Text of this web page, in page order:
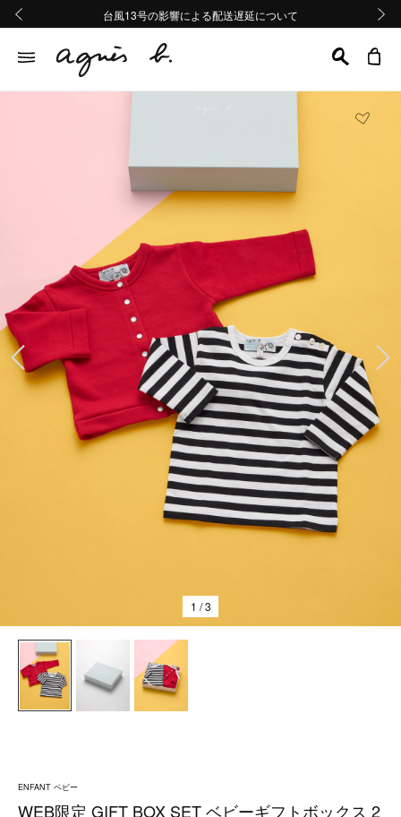
熊本地域地震の影響による配送遅延について
Summer Sale 2buy10%OFF!!
台風13号の影響による配送遅延について
熊本地域地震の影響による配送遅延について
Summer Sale 2buy10%OFF!!
前の画像 次
1 / 3
ENFANT ベビー
WEB限定 GIFT BOX SET ベビーギフトボックス 2